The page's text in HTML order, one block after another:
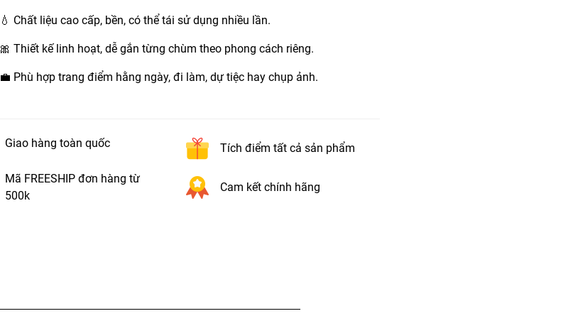
💧 Chất liệu cao cấp, bền, có thể tái sử dụng nhiều lần.
🎀 Thiết kế linh hoạt, dễ gắn từng chùm theo phong cách riêng.
💼 Phù hợp trang điểm hằng ngày, đi làm, dự tiệc hay chụp ảnh.
Giao hàng toàn quốc Tích điểm tất cả sản phẩm
Mã FREESHIP đơn hàng từ
500k
Cam kết chính hãng